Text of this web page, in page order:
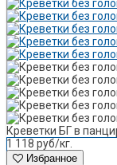
Креветки БГ в
1 118 руб/кг.
Избранное